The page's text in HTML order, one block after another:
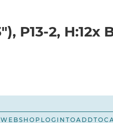
DECO
P13-2, H:12x